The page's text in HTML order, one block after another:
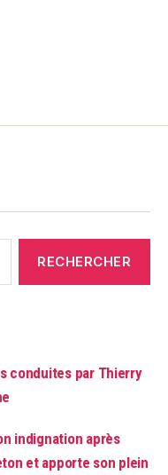
conduites par Thierry
indignation après
et apporte son plein